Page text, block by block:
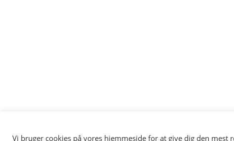
Vi bruger cookies på vores hjemmeside for at give dig den